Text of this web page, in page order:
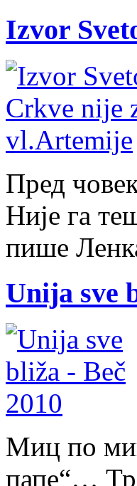
Izvor
Пред
Није га
пише
Unija sve
Миц по
папе“…